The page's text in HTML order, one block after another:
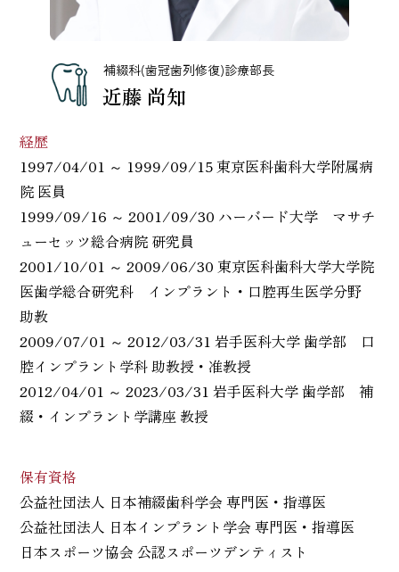
補綴科(歯冠歯列修復)診療部長
近藤 尚知
経歴
1997/04/01 ～ 1999/09/15 東京医科歯科大学附属病
院 医員
1999/09/16 ～ 2001/09/30 ハーバード大学 マサチ
ューセッツ総合病院 研究員
2001/10/01 ～ 2009/06/30 東京医科歯科大学大学院
医歯学総合研究科 インプラント・口腔再生医学分野
助教
2009/07/01 ～ 2012/03/31 岩手医科大学 歯学部 口
腔インプラント学科 助教授・准教授
2012/04/01 ～ 2023/03/31 岩手医科大学 歯学部 補
綴・インプラント学講座 教授
保有資格
公益社団法人 日本補綴歯科学会 専門医・指導医
公益社団法人 日本インプラント学会 専門医・指導医
日本スポーツ協会 公認スポーツデンティスト